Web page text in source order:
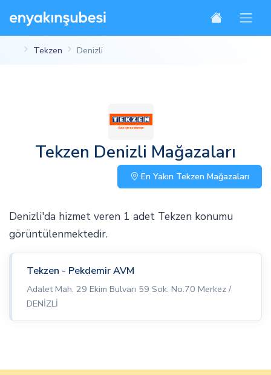
Tekzen Denizli
Tekzen Denizli Mağazaları
En Yakın Tekzen Mağazaları
Denizli'da hizmet veren 1 adet Tekzen konumu
görüntülenmektedir.
Tekzen - Pekdemir AVM
Adalet Mah. 29 Ekim Bulvarı 59 Sok. No.70 Merkez /
DENİZLİ